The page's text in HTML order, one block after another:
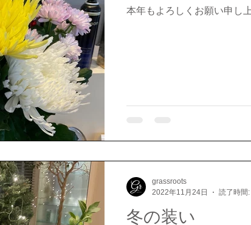
本年もよろしくお願い申し
冬の装い
grassroots
2022年11月24日
読了時間